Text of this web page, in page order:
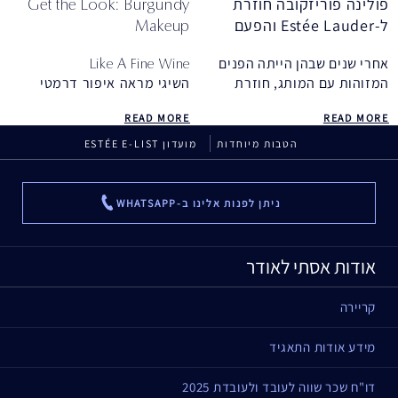
מהפרסים הנחשבים ביותר של
השנה.
אותם לבחירת השנה.
ל-Estée Lauder והפעם
אחרי שנים שבהן הייתה הפנים
המזוהות עם המותג, חוזרת
גלובלית, עם מסר ברור על יופי,
READ MORE
Get the Look: Burgundy
Makeup
Like A Fine Wine
השיגי מראה איפור דרמטי
המדריך לטרנד החורפי שלנו
READ MORE
הטבות מיוחדות
מועדון ESTÉE E-LIST
ניתן לפנות אלינו ב-WHATSAPP ...
אודות אסתי לאודר
קריירה
מידע אודות התאגיד
דו"ח שכר שווה לעובד ולעובדת 2025